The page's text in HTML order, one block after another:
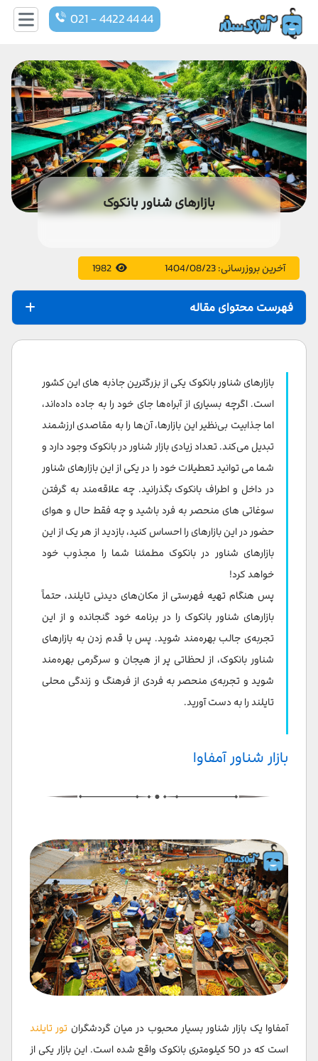
021 - 4422 44 44
بازارهای شناور بانکوک
آخرین بروزرسانی:1404/08/23
فهرست محتوای مقاله
بازار شناور آمفاوا
بازار شناور Khlong Lat Mayom
بازار شناور کوان ریام
بازار شناور Taling Chan
بازارهای شناور بانکوک یکی از بزرگترین جاذبه های این کشور
است. اگرچه بسیاری از آبراه‌ها جای خود را به جاده داده‌اند،
اما جذابیت بی‌نظیر این بازارها، آن‌ها را به مقاصدی ارزشمند
تبدیل می‌کند. تعداد زیادی بازار شناور در بانکوک وجود دارد و
شما می توانید تعطیلات خود را در یکی از این بازارهای شناور
در داخل و اطراف بانکوک بگذرانید. چه علاقه‌مند به گرفتن
سوغاتی های منحصر به فرد باشید و چه فقط حال و هوای
حضور در این بازارهای را احساس کنید، بازدید از هر یک از این
بازارهای شناور در بانکوک مطمئنا شما را مجذوب خود
خواهد کرد!
پس هنگام تهیه فهرستی از مکان‌های دیدنی تایلند، حتماً
بازارهای شناور بانکوک را در برنامه خود گنجانده و از این
تجربه‌ی جالب بهره‌مند شوید. پس با قدم زدن به بازارهای
شناور بانکوک، از لحظاتی پر از هیجان و سرگرمی بهره‌مند
شوید و تجربه‌ی منحصر به فردی از فرهنگ و زندگی محلی
تایلند را به دست آورید.
بازار شناور آمفاوا
آمفاوا یک بازار شناور بسیار محبوب در میان گردشگران تور تایلند
است که در 50 کیلومتری بانکوک واقع شده است. این بازار یکی از